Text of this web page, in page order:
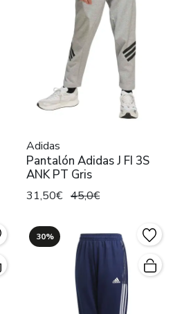
Adidas
Pantalón Adidas J FI 3S
ANK PT Gris
31,50€ 45,0€
30%